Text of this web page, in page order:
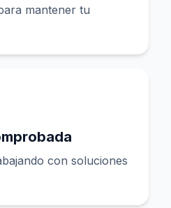
mantener tu
con soluciones